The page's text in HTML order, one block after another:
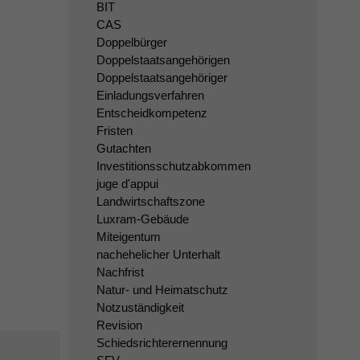
BIT
CAS
Doppelbürger
Doppelstaatsangehörigen
Doppelstaatsangehöriger
Einladungsverfahren
Entscheidkompetenz
Fristen
Gutachten
Investitionsschutzabkommen
juge d'appui
Landwirtschaftszone
Luxram-Gebäude
Miteigentum
nachehelicher Unterhalt
Nachfrist
Natur- und Heimatschutz
Notzuständigkeit
Revision
Schiedsrichterernennung